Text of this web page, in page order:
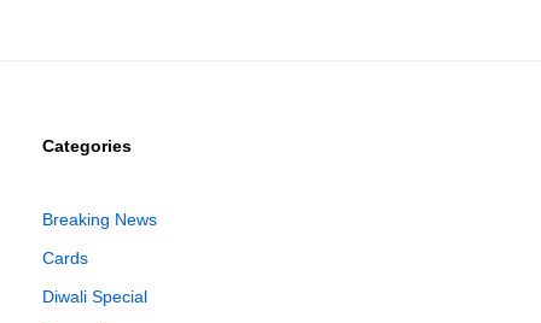
Categories
Breaking News
Cards
Diwali Special